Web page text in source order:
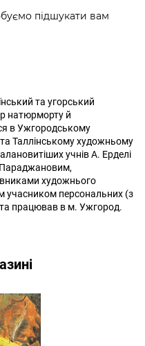
підшукати вам
та угорський
натюрморту й
в Ужгородському
Таллінському художньому
учнів А. Ерделі
художнього
учасником персональних (з
працював в м. Ужгород.